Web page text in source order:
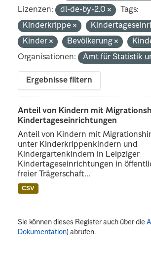
Lizenzen:
dl-de-by-2.0
Tags:
Kinderkrippe
Kinder
Bevölkerung
Organisationen:
Amt für Statistik
Ergebnisse filtern
Anteil von Kindern mit
Kindertageseinrichtungen
Anteil von Kindern mit
unter Kinderkrippenkindern und
Kindergartenkindern in Leipziger
Kindertageseinrichtungen in
freier Trägerschaft...
CSV
Sie können dieses Register auch über die
Dokumentation) abrufen.